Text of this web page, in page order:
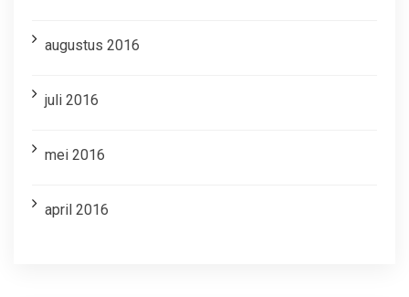
augustus 2016
juli 2016
mei 2016
april 2016